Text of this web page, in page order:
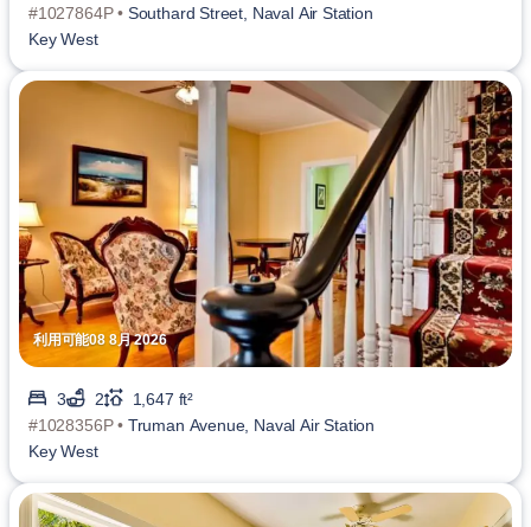
#1027864P • Southard Street, Naval Air Station
Key West
利用可能08 8月 2026
3 2
1,647 ft²
#1028356P • Truman Avenue, Naval Air Station
Key West